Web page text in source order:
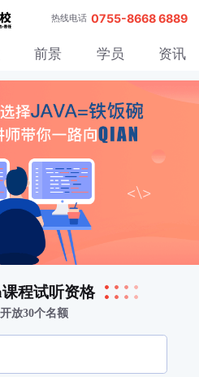
热线电话 0755-8668 6889
前景 学员 资讯
程试听资格
放30个名额